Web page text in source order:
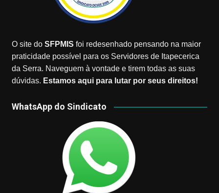
O site do SFPMIS foi redesenhado pensando na maior
praticidade possível para os Servidores de Itapecerica
da Serra. Naveguem à vontade e tirem todas as suas
dúvidas. Estamos aqui para lutar por seus direitos!
WhatsApp do Sindicato